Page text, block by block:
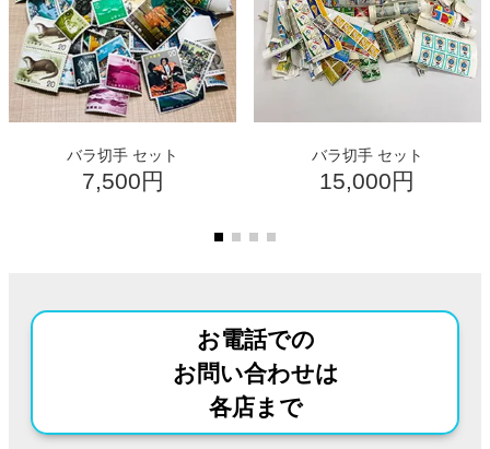
バラ切手 セット
7,500円
バラ切手 セット
15,000円
お電話での
お問い合わせは
各店まで